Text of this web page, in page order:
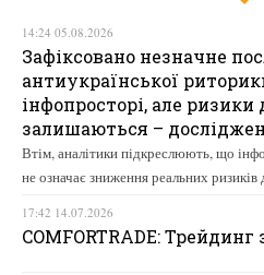
14:24 05.08.2026
Зафіксовано незначне
антиукраїнської
інфопросторі, але ризики
залишаються –
Втім, аналітики підкреслюють, що
не означає зниження реальних ризиків
17:42 14.07.2026
COMFORTRADE: